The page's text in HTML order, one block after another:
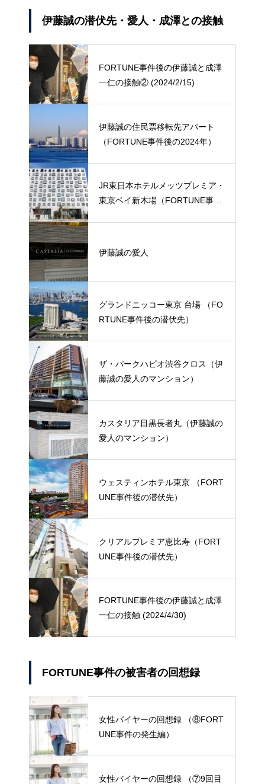
伊藤誠の潜伏先・愛人・成澤との接触
FORTUNE事件後の伊藤誠と成澤
一仁の接触② (2024/2/15)
伊藤誠の住民票移転先アパート
（FORTUNE事件後の2024年）
JR東日本ホテルメッツプレミア・
東京ベイ新木場（FORTUNE事件
伊藤誠の愛人
グランドニッコー東京 台場 （FO
RTUNE事件後の潜伏先）
ザ・パークハビオ渋谷クロス（伊
藤誠の愛人のマンション）
カスタリア目黒長者丸（伊藤誠の
愛人のマンション）
ウェスティンホテル東京 （FORT
UNE事件後の潜伏先）
クリアルプレミア恵比寿（FORT
UNE事件後の潜伏先）
FORTUNE事件後の伊藤誠と成澤
一仁の接触 (2024/4/30)
FORTUNE事件の被害者の回想録
女性バイヤーの回想録 （⑧FORT
UNE事件の発生編）
女性バイヤーの回想録 （⑦9回目